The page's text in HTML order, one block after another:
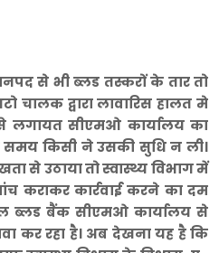
से भी ब्लड तस्करों के तार तो
चालक द्वारा लावारिस हालत मे
लगायत सीएमओ कार्यालय का
किसी ने उसकी सुधि न ली।
से उठाया तो स्वास्थ्य विभाग में
कराकर कार्रवाई करने का दम
ब्लड बैंक सीएमओ कार्यालय से
कर रहा है। अब देखना यह है कि